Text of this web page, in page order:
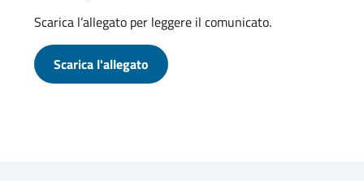
Scarica l’allegato per leggere il comunicato.
Scarica l'allegato